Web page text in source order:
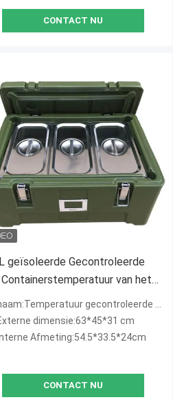
CONTACT NU
geïsoleerde Gecontroleerde
van het
gecontroleerde dozen
dimensie:63*45*31 cm
Afmeting:54.5*33.5*24cm
CONTACT NU